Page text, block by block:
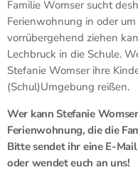
Familie Womser sucht
Ferienwohnung in oder
vorrübergehend ziehen
Lechbruck in die Schule.
Stefanie Womser ihre
(Schul)Umgebung reißen.
Wer kann Stefanie
Ferienwohnung, die die
Bitte sendet ihr eine E-
oder wendet euch an uns!